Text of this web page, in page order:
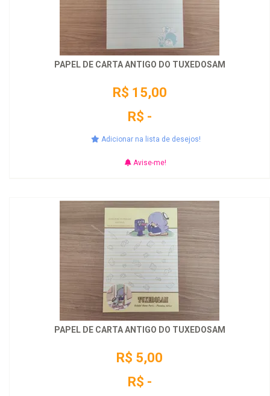
PAPEL DE CARTA ANTIGO DO TUXEDOSAM
R$ 15,00
R$ -
Adicionar na lista de desejos!
Avise-me!
PAPEL DE CARTA ANTIGO DO TUXEDOSAM
R$ 5,00
R$ -